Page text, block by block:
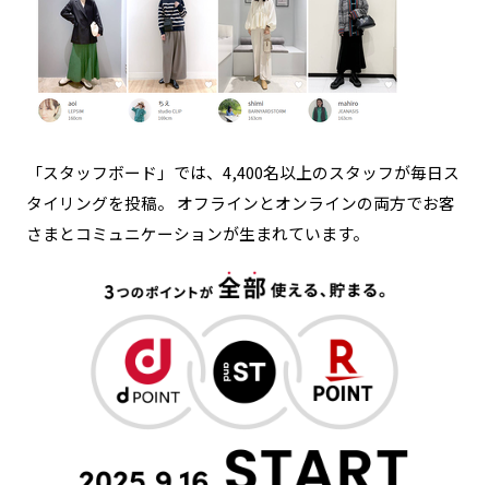
「スタッフボード」では、4,400名以上のスタッフが毎日ス
タイリングを投稿。 オフラインとオンラインの両方でお客
さまとコミュニケーションが生まれています。